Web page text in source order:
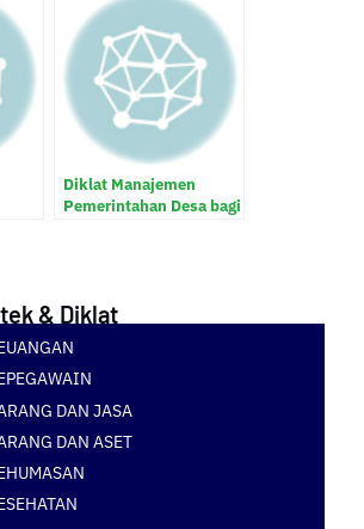
Diklat Manajemen
Pemerintahan Desa bagi
& Diklat
DAN JASA
DAN ASET